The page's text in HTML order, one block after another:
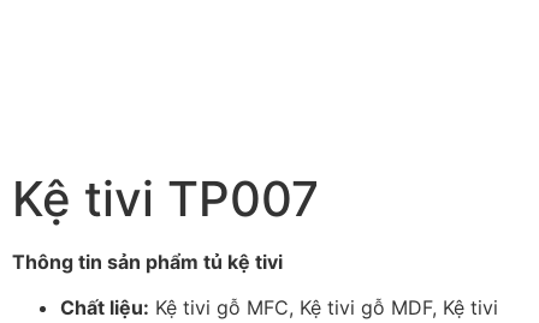
Kệ tivi TP007
Thông tin sản phẩm tủ kệ tivi
Chất liệu: Kệ tivi gỗ MFC, Kệ tivi gỗ MDF, Kệ tivi